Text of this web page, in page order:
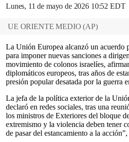
Lunes, 11 de mayo de 2026 10:52 EDT
UE ORIENTE MEDIO (AP)
La Unión Europea alcanzó un acuerdo
para imponer nuevas sanciones a
movimiento de colonos israelíes,
diplomáticos europeos, tras años de
presión popular desatada por la guerra
La jefa de la política exterior de la
declaró en redes sociales, tras una
los ministros de Exteriores del bloque
extremismo y la violencia deben tener
de pasar del estancamiento a la